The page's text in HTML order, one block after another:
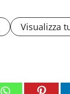
Visualizza